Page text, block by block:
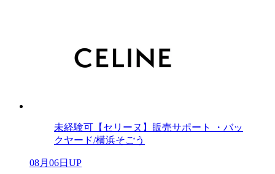
未経験可【セリーヌ】販売サポート ・バッ
クヤード/横浜そごう
08月06日UP